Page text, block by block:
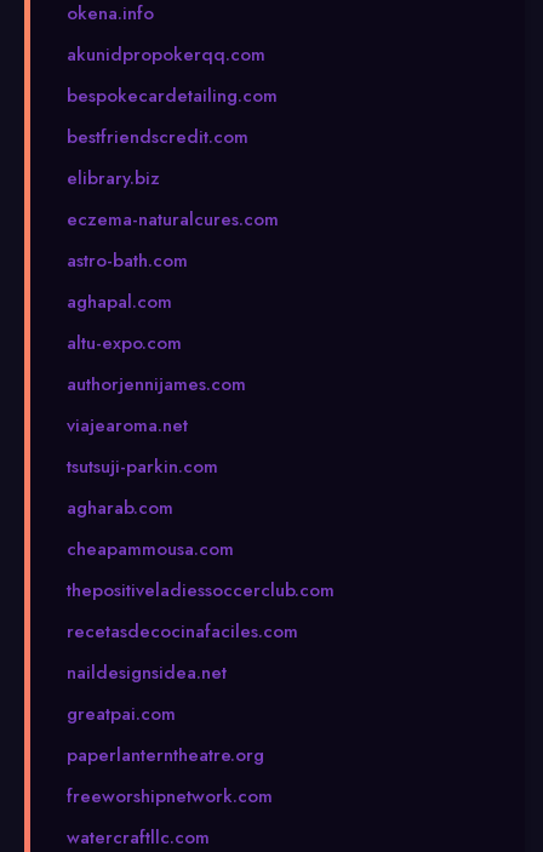
okena.info
akunidpropokerqq.com
bespokecardetailing.com
bestfriendscredit.com
elibrary.biz
eczema-naturalcures.com
astro-bath.com
aghapal.com
altu-expo.com
authorjennijames.com
viajearoma.net
tsutsuji-parkin.com
agharab.com
cheapammousa.com
thepositiveladiessoccerclub.com
recetasdecocinafaciles.com
naildesignsidea.net
greatpai.com
paperlanterntheatre.org
freeworshipnetwork.com
watercraftllc.com